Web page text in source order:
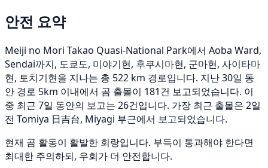
안전 요약
Meiji no Mori Takao Quasi-National Park에서 Aoba Ward,
Sendai까지, 도쿄도, 미야기현, 후쿠시마현, 군마현, 사이타마
현, 토치기현을 지나는 총 522 km 경로입니다. 지난 30일 동
안 경로 5km 이내에서 곰 출몰이 181건 보고되었습니다. 이
중 최근 7일 동안의 보고는 26건입니다. 가장 최근 출몰은 2일
전 Tomiya 日吉台, Miyagi 부근에서 보고되었습니다.
현재 곰 활동이 활발한 회랑입니다. 부득이 통과해야 한다면
최대한 주의하되, 우회가 더 안전합니다.